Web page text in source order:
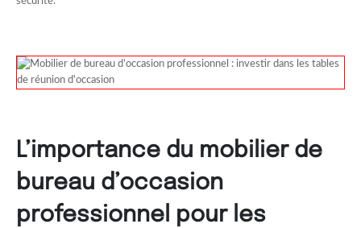
L’importance du mobilier de
bureau d’occasion
professionnel pour les